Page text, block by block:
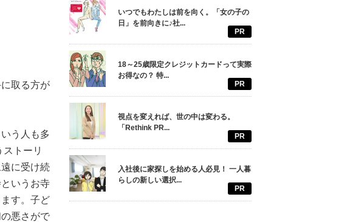
取る方が
う人も多
トーリ
に受け続
いうお寺
す。子ど
悪さがで
いつでもわたしは前を向く。「女の子の
日」を前向きに♪社...
PR
18～25歳限定クレジットカードって実際
お得なの？ 特...
PR
視点を変えれば、世の中は変わる。
「Rethink PR...
PR
入社後に家探しを始める人必見！ 一人暮
らしの新しい選択...
PR